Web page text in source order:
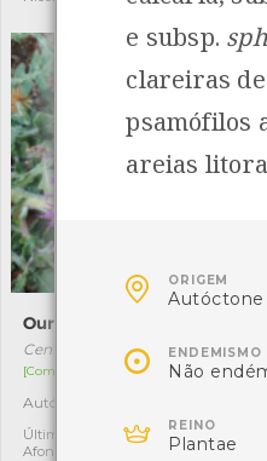
Ouriço-das-dunas
Centaurea sphaerocephala
[Comum]
Autóctone
Última observação por: Clara
Afonso
e subsp.
clareiras
psamófilos
areias
 ORIGEM
Autóctone
 ENDEMISMO
Não
 REINO
Plantae